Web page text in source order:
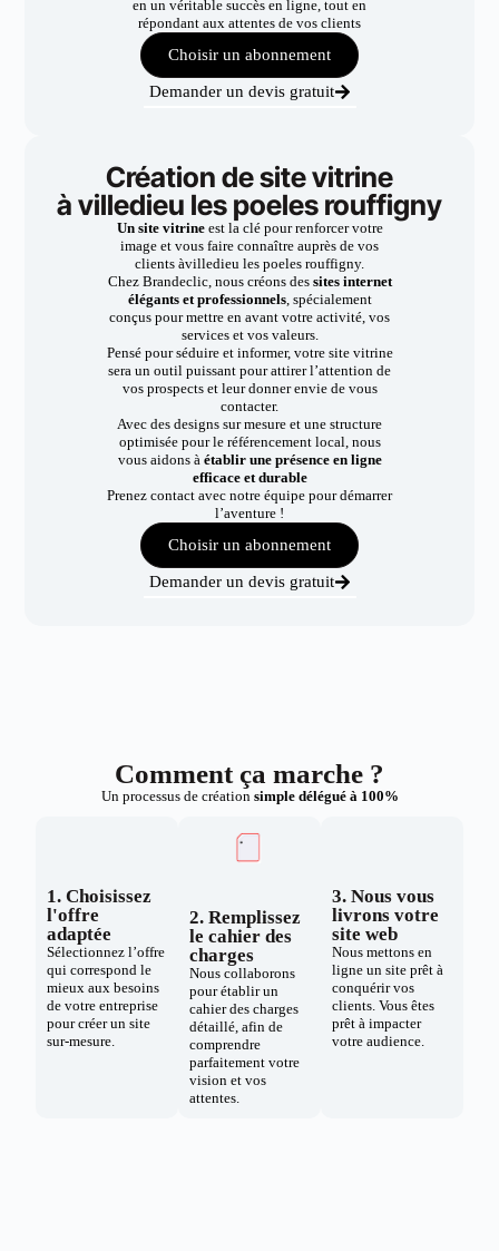
en un véritable succès en ligne, tout en
répondant aux attentes de vos clients
Choisir un abonnement
Demander un devis gratuit
Création de site vitrine
à villedieu les poeles rouffigny
Un site vitrineest la clé pour renforcer votre
image et vous faire connaître auprès de vos
clients àvilledieu les poeles rouffigny.
Chez Brandeclic, nous créons dessites internet
élégants et professionnels, spécialement
conçus pour mettre en avant votre activité, vos
services et vos valeurs.
Pensé pour séduire et informer, votre site vitrine
sera un outil puissant pour attirer l’attention de
vos prospects et leur donner envie de vous
contacter.
Avec des designs sur mesure et une structure
optimisée pour le référencement local, nous
vous aidons à établir une présence en ligne
efficace et durable
Prenez contact avec notre équipe pour démarrer
l’aventure !
Choisir un abonnement
Demander un devis gratuit
Comment ça marche ?
Un processus de création simple délégué à 100%
1. Choisissez
l'offre
adaptée
Sélectionnez l’offre
qui correspond le
mieux aux besoins
de votre entreprise
pour créer un site
sur-mesure.
2. Remplissez
le cahier des
charges
Nous collaborons
pour établir un
cahier des charges
détaillé, afin de
comprendre
parfaitement votre
vision et vos
attentes.
3. Nous vous
livrons votre
site web
Nous mettons en
ligne un site prêt à
conquérir vos
clients. Vous êtes
prêt à impacter
votre audience.